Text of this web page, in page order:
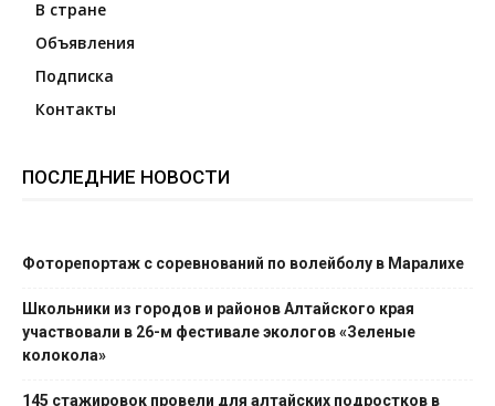
В стране
Объявления
Подписка
Контакты
ПОСЛЕДНИЕ НОВОСТИ
Фоторепортаж с соревнований по волейболу в Маралихе
Школьники из городов и районов Алтайского края
участвовали в 26-м фестивале экологов «Зеленые
колокола»
145 стажировок провели для алтайских подростков в